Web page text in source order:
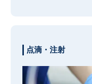
点滴・注射